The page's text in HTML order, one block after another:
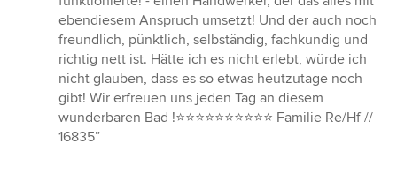
ebendiesem Anspruch umsetzt! Und der auch noch
freundlich, pünktlich, selbständig, fachkundig und
richtig nett ist. Hätte ich es nicht erlebt, würde ich
nicht glauben, dass es so etwas heutzutage noch
gibt! Wir erfreuen uns jeden Tag an diesem
wunderbaren Bad !⭐️⭐️⭐️⭐️⭐️⭐️⭐️⭐️⭐️⭐️ Familie Re/Hf //
16835”